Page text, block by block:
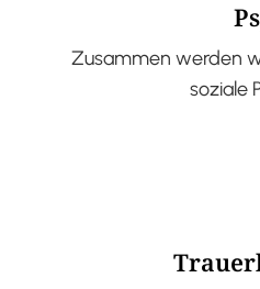
Zusammen werden
soziale